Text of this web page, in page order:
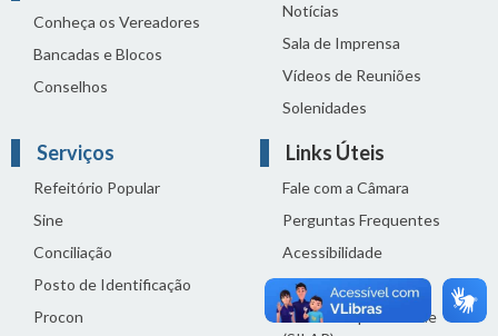
Conheça os Vereadores
Bancadas e Blocos
Conselhos
Notícias
Sala de Imprensa
Vídeos de Reuniões
Solenidades
Serviços
Refeitório Popular
Sine
Conciliação
Posto de Identificação
Procon
Links Úteis
Fale com a Câmara
Perguntas Frequentes
Acessibilidade
Termos de uso
Política de privacidade